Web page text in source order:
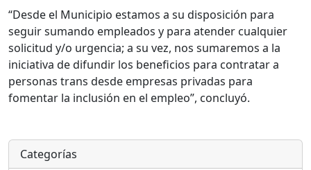
“Desde el Municipio estamos a su disposición para
seguir sumando empleados y para atender cualquier
solicitud y/o urgencia; a su vez, nos sumaremos a la
iniciativa de difundir los beneficios para contratar a
personas trans desde empresas privadas para
fomentar la inclusión en el empleo”, concluyó.
Categorías